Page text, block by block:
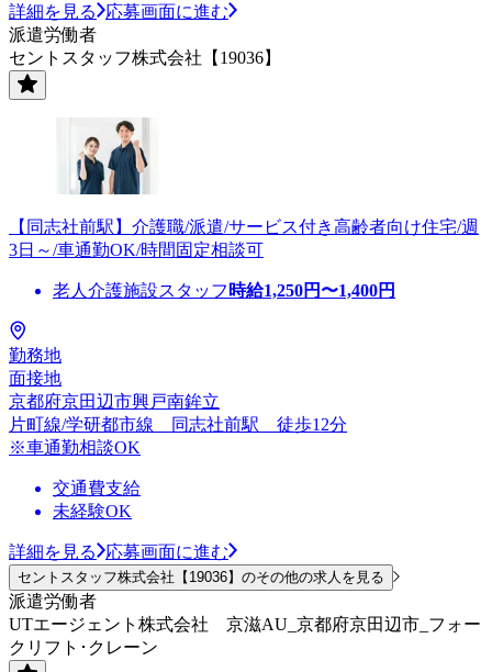
詳細を見る
応募画面に進む
派遣労働者
セントスタッフ株式会社【19036】
【同志社前駅】介護職/派遣/サービス付き高齢者向け住宅/週
3日～/車通勤OK/時間固定相談可
老人介護施設スタッフ 時給1,250円〜1,400円
勤務地
面接地
京都府京田辺市興戸南鉾立
片町線/学研都市線 同志社前駅 徒歩12分
※車通勤相談OK
交通費支給
未経験OK
詳細を見る 応募画面に進む
セントスタッフ株式会社【19036】のその他の求人を見る
派遣労働者
UTエージェント株式会社 京滋AU_京都府京田辺市_フォー
クリフト･クレーン